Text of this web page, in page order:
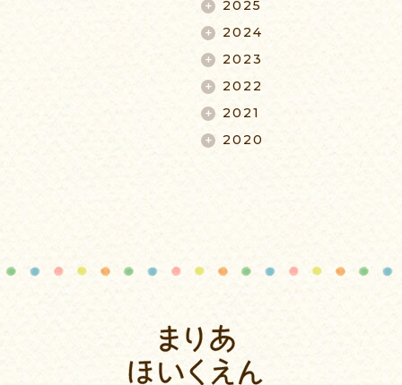
2025
2024
2023
2022
2021
2020